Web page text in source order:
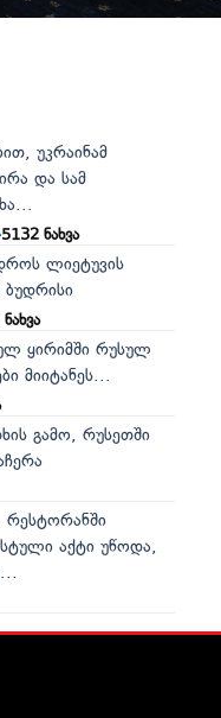
უკრაინამ
და სამ
5132 ნახვა
ლიეტუვის
ბუდრისი
ნახვა
ყირიმში რუსულ
მიიტანეს...
გამო, რუსეთში
რესტორანში
აქტი უწოდა,